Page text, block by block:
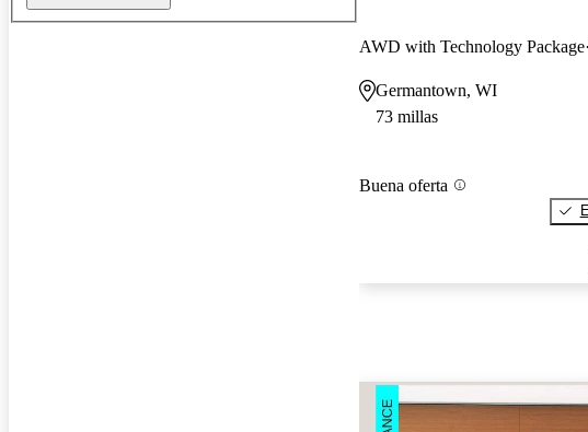
AWD with Technology Package
Germantown, WI
73 millas
Buena oferta